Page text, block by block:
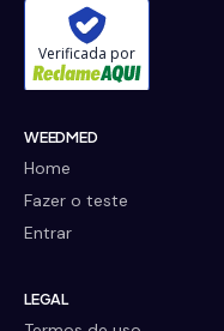
Verificada por
WEEDMED
Home
Fazer o teste
Entrar
LEGAL